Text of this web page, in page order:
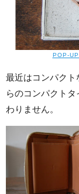
POP-
最近はコンパクト
らのコンパクト
わりません。